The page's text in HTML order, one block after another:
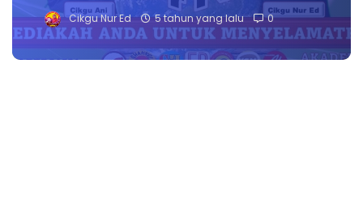
Cikgu Nur Ed 5 tahun yang lalu 0